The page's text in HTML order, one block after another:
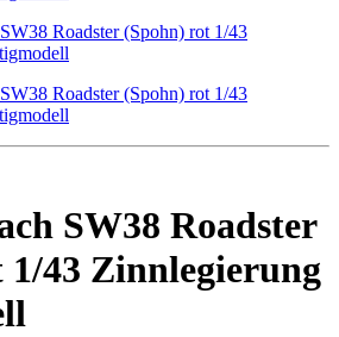
SW38 Roadster
1/43 Zinnlegierung